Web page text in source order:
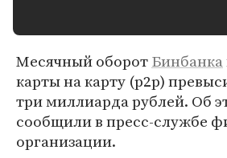
Месячный оборотБинбанка
карты на карту (p2p)
три миллиарда рублей. Об
сообщили в пресс-службе
организации.